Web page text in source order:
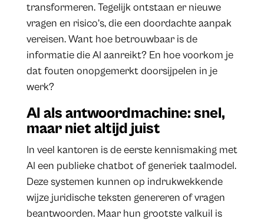
transformeren. Tegelijk ontstaan er nieuwe
vragen en risico’s, die een doordachte aanpak
vereisen. Want hoe betrouwbaar is de
informatie die AI aanreikt? En hoe voorkom je
dat fouten onopgemerkt doorsijpelen in je
werk?
AI als antwoordmachine: snel,
maar niet altijd juist
In veel kantoren is de eerste kennismaking met
AI een publieke chatbot of generiek taalmodel.
Deze systemen kunnen op indrukwekkende
wijze juridische teksten genereren of vragen
beantwoorden. Maar hun grootste valkuil is